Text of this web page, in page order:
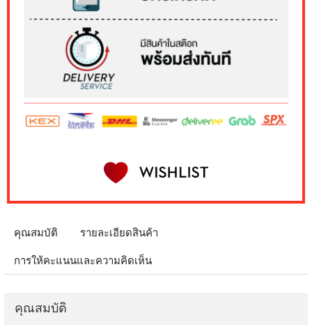
คุณสมบัติ รายละเอียดสินค้า
การให้คะแนนและความคิดเห็น
คุณสมบัติ